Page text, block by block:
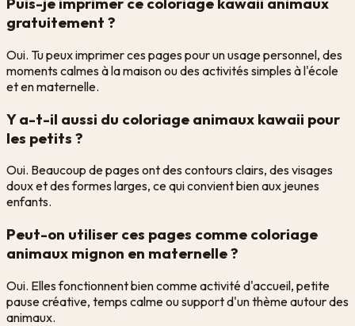
gratuitement ?
Oui. Tu peux imprimer ces pages pour un usage personnel, des
moments calmes à la maison ou des activités simples à l'école
et en maternelle.
Y a-t-il aussi du coloriage animaux kawaii pour
les petits ?
Oui. Beaucoup de pages ont des contours clairs, des visages
doux et des formes larges, ce qui convient bien aux jeunes
enfants.
Peut-on utiliser ces pages comme coloriage
animaux mignon en maternelle ?
Oui. Elles fonctionnent bien comme activité d'accueil, petite
pause créative, temps calme ou support d'un thème autour des
animaux.